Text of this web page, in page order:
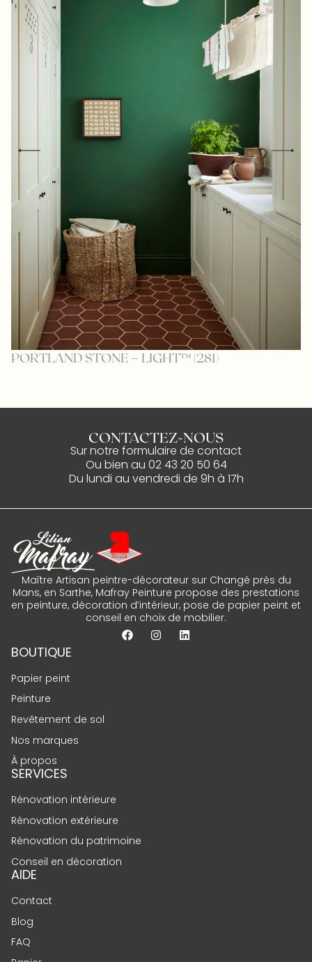
PORTLAND STONE – LIGHT™ (281)
CONTACTEZ-NOUS
Sur notre formulaire de contact
Ou bien au 02 43 20 50 64
Du lundi au vendredi de 9h à 17h
Maître Artisan peintre-décorateur sur Changé près du
Mans, en Sarthe, Mafray Peinture propose des prestations
en peinture, décoration d’intérieur, pose de papier peint et
conseil en choix de mobilier.
BOUTIQUE
Papier peint
Peinture
Revêtement de sol
Nos marques
À propos
SERVICES
Rénovation intérieure
Rénovation extérieure
Rénovation du patrimoine
Conseil en décoration
AIDE
Contact
Blog
FAQ